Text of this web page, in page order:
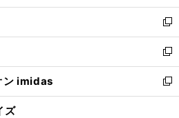
開
く
ウ
で
開
く
ン
ド
ウ
で
開
く
ウ
ィ
ン
ド
ウ
で
開
し
い
ウ
ィ
ン
ド
ウ
新
し
い
ウ
ィ
ン
新
し
い
ウ
ン imidas
新
し
ズ